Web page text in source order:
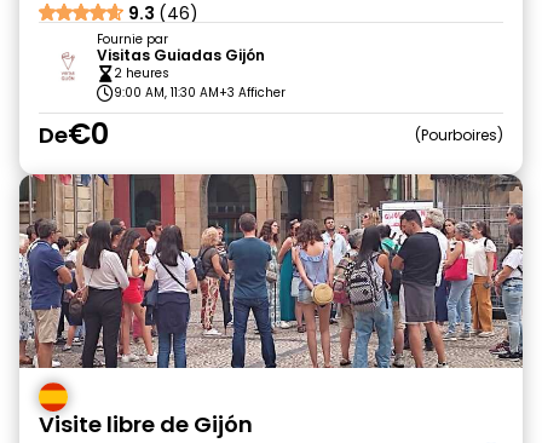
9.3 (46)
Fournie par
Visitas Guiadas Gijón
2 heures
9:00 AM, 11:30 AM+3 Afficher
De€0 Pourboires
Visite libre de Gijón